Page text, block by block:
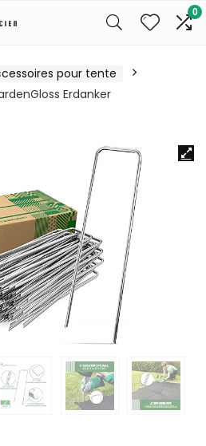
0
pour tente
Erdanker